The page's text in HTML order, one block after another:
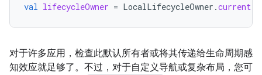
val lifecycleOwner = LocalLifecycleOwner .current
对于许多应用，检查此默认所有者或将其传递给生命周期感
知效应就足够了。不过，对于自定义导航或复杂布局，您可